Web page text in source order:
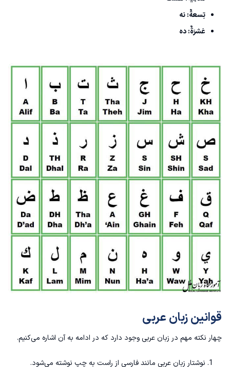
تِسعةٌ: نه
عَشرَةٌ: ده
قوانین زبان عربی
چهار نکته مهم در زبان عربی وجود دارد که در ادامه به آن اشاره می‌کنیم.
نوشتار زبان عربی مانند فارسی از راست به چپ نوشته می‌شود.